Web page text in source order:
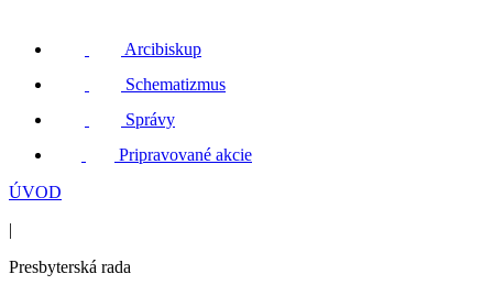
Arcibiskup
Schematizmus
Správy
Pripravované akcie
ÚVOD
|
Presbyterská rada